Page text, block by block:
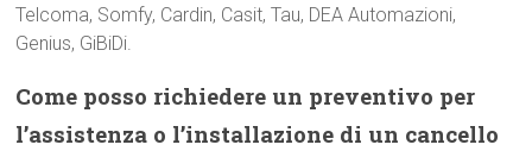
Telcoma, Somfy, Cardin, Casit, Tau, DEA Automazioni,
Genius, GiBiDi.
Come posso richiedere un preventivo per
l’assistenza o l’installazione di un cancello